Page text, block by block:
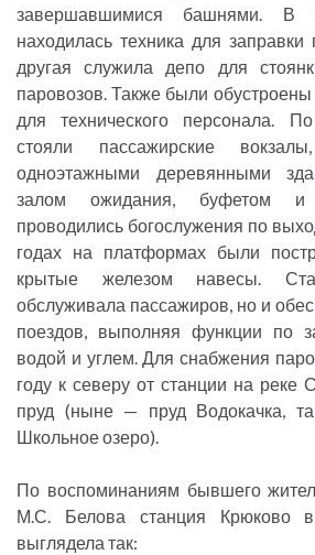
завершавшимися башнями.
находилась техника для
другая служила депо для
паровозов. Также были
для технического персонала.
стояли пассажирские
одноэтажными деревянными
залом ожидания, буфетом и
проводились богослужения по
годах на платформах были
крытые железом навесы.
обслуживала пассажиров, но и
поездов, выполняя функции по
водой и углем. Для снабжения
году к северу от станции на реке
пруд (ныне — пруд Водокачка,
Школьное озеро).
По воспоминаниям бывшего
М.С. Белова станция Крюково
выглядела так: